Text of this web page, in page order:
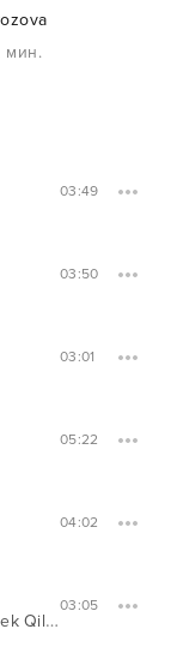
мин.
03:49
03:50
03:01
05:22
04:02
03:05